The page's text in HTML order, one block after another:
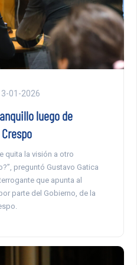
01-2026
luego de
quita la visión a otro
preguntó Gustavo Gatica
que apunta al
parte del Gobierno, de la